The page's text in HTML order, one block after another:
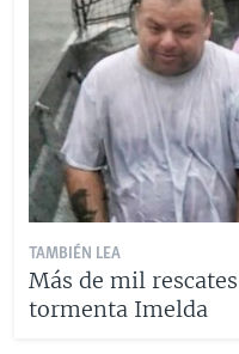
TAMBIÉN LEA
Más de mil
tormenta Imelda